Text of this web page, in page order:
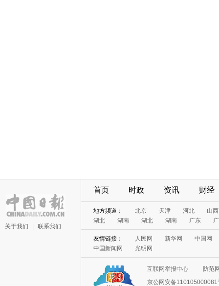
关于我们 联系我们
首页 时政 资讯 财经
地方频道： 北京 天津 河北
山西
湖北
湖南 湖北 湖南 广东
友情链接： 人民网 新华网
中国网
中国新闻网
光明网
互联网举报中心
防范
京公网安备110105000081